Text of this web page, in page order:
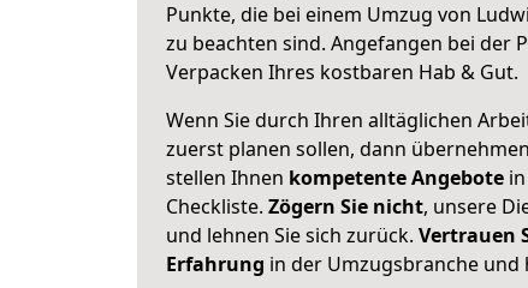
Punkte, die bei einem Umzug von
zu beachten sind. Angefangen bei der
Verpacken Ihres kostbaren Hab & Gut.
Wenn Sie durch Ihren alltäglichen
zuerst planen sollen, dann
stellen Ihnen kompetente Angebote
Checkliste. Zögern Sie nicht, unsere
und lehnen Sie sich zurück. Vertrauen
Erfahrung in der Umzugsbranche und